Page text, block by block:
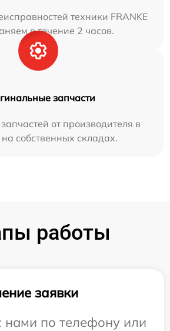
техники FRANKE
в течение 2 часов.
запчасти
от производителя в
собственных складах.
работы
заявки
нами по телефону или